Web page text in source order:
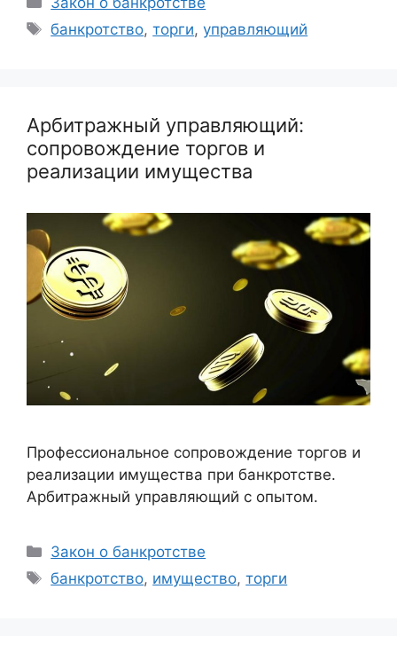
Метки
банкротство,торги,управляющий
Арбитражный управляющий:
сопровождение торгов и
реализации имущества
Профессиональное сопровождение торгов и
реализации имущества при банкротстве.
Арбитражный управляющий с опытом.
Рубрики
Закон о банкротстве
Метки
банкротство, имущество,торги